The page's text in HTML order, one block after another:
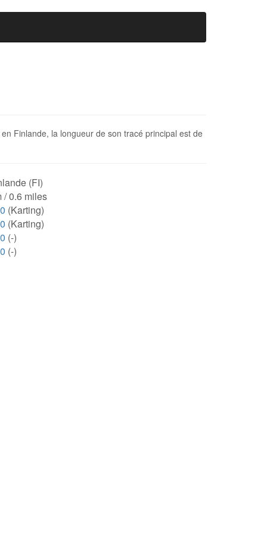
Finlande, la longueur de son tracé principal est de
(FI)
/ 0.6 miles
(Karting)
(Karting)
(-)
(-)